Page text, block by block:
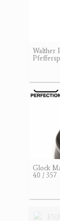
Walther
Glock
40 / 357